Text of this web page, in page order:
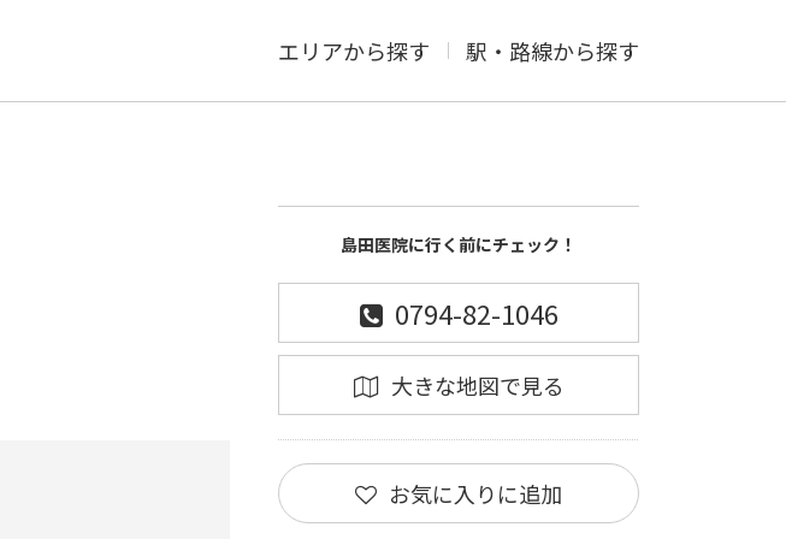
エリアから探す 駅・路線から探す
島田医院に行く前にチェック！
0794-82-1046
大きな地図で見る
お気に入りに追加